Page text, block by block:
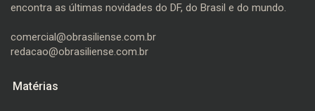
encontra as últimas novidades do DF, do Brasil e do mundo.
comercial@obrasiliense.com.br
redacao@obrasiliense.com.br
Matérias